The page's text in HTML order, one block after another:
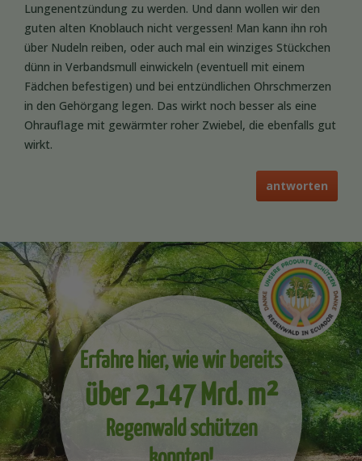
Lungenentzündung zu werden. Und dann wollen wir den
guten alten Knoblauch nicht vergessen! Man kann ihn roh
über Nudeln reiben, oder auch mal ein winziges Stückchen
dünn in Verbandsmull einwickeln (eventuell mit einem
Fädchen befestigen) und bei entzündlichen Ohrschmerzen
in den Gehörgang legen. Das wirkt noch besser als eine
Ohrauflage mit gewärmter roher Zwiebel, die ebenfalls gut
wirkt.
antworten
Erfahre hier, wie wir bereits
über 2,147 Mrd. m²
Regenwald schützen